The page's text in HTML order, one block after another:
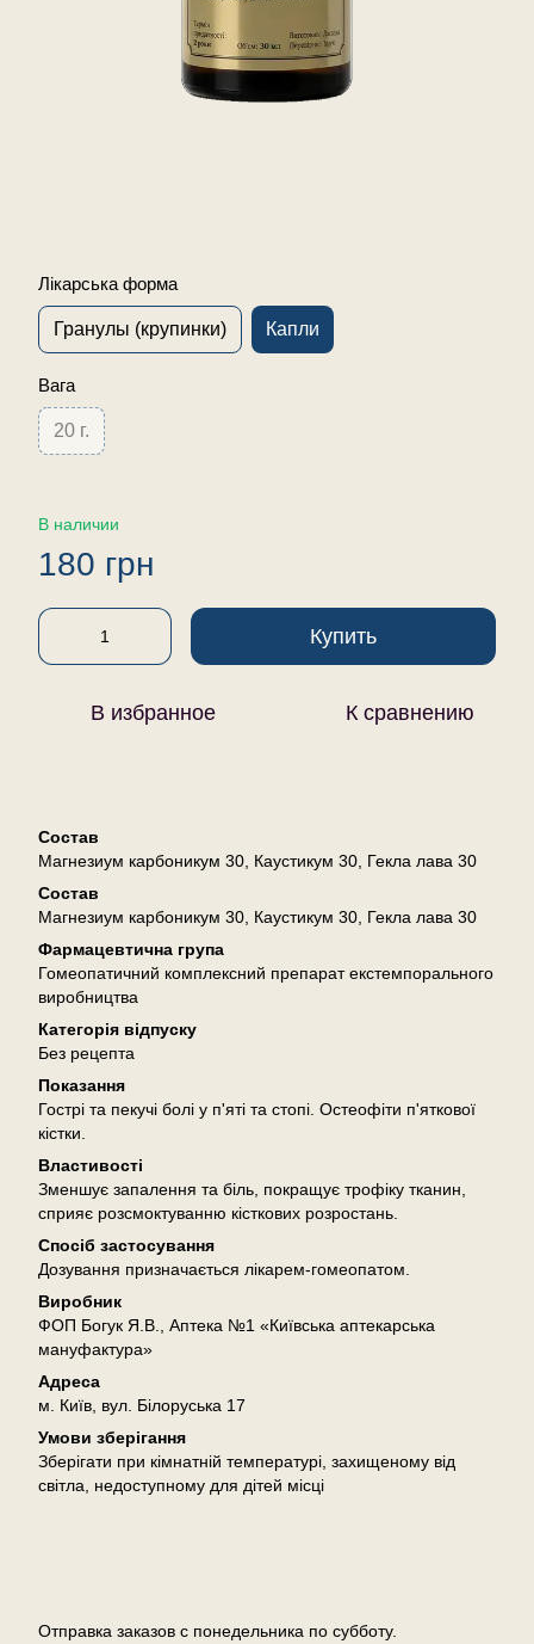
Лікарська форма
Гранулы (крупинки) Капли
Вага
20 г.
В наличии
180 грн
Купить
В избранное К сравнению
Состав
Магнезиум карбоникум 30, Каустикум 30, Гекла лава 30
Состав
Магнезиум карбоникум 30, Каустикум 30, Гекла лава 30
Фармацевтична група
Гомеопатичний комплексний препарат екстемпорального
виробництва
Категорія відпуску
Без рецепта
Показання
Гострі та пекучі болі у п'яті та стопі. Остеофіти п'яткової
кістки.
Властивості
Зменшує запалення та біль, покращує трофіку тканин,
сприяє розсмоктуванню кісткових розростань.
Спосіб застосування
Дозування призначається лікарем-гомеопатом.
Виробник
ФОП Богук Я.В., Аптека №1 «Київська аптекарська
мануфактура»
Адреса
м. Київ, вул. Білоруська 17
Умови зберігання
Зберігати при кімнатній температурі, захищеному від
світла, недоступному для дітей місці
Отправка заказов с понедельника по субботу.